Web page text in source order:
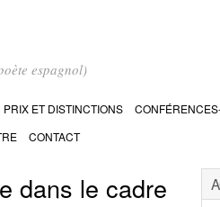
espagnol)
PRIX ET DISTINCTIONS
CONTACT
dans le cadre